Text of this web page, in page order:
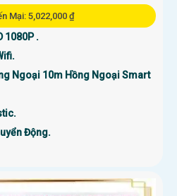
Mại: 5,022,000 ₫
1080P .
Ngoại 10m Hồng Ngoại Smart
Động.